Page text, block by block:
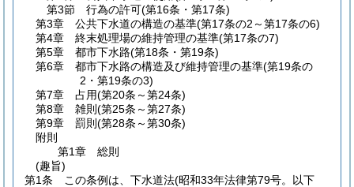
第3節
行為の許可(第16条・第17条)
第3章
公共下水道の構造の基準(第17条の2～第17条の6)
第4章
終末処理場の維持管理の基準(第17条の7)
第5章
都市下水路(第18条・第19条)
第6章
都市下水路の構造及び維持管理の基準(第19条の
2・第19条の3)
第7章
占用(第20条～第24条)
第8章
雑則 (第25条～第27条)
第9章
罰則 (第28条～第30条)
附則
第1章
総則
(趣旨)
第1条
この条例は、下水道法(昭和33年法律第79号。以下